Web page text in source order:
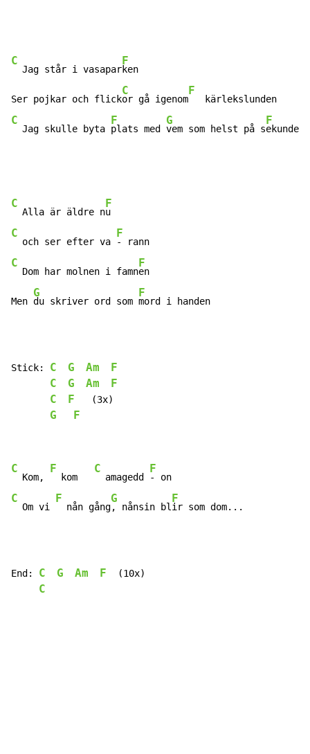
C
  Jag står i vasapar
F
ken
Ser pojkar och flick
C
or gå igenom
F
C
  Jag skulle byta
F
plats med
G
vem som helst på s
F
C
  Alla är äldre n
F
C
  och ser efter va
F
C
  Dom har molnen i famn
F
en
Men
G
du skriver ord som
F
mord i handen
Stick: C G Am
F
C
G Am
F
C
F
   (3x)
G F
C
  Kom,
F
  kom
C
  amagedd
F
C
  Om vi
F
  nån gång
G
, nånsin bl
F
ir som dom...
End: C G Am F
  (10x)
C